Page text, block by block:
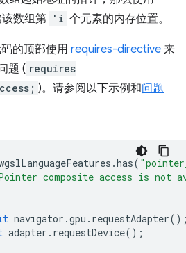
数组第 'i 个元素的内存位置。
的顶部使用 requires-directive 来
题 ( requires
)。请参阅以下示例和问题
.has(
composite access is not
navigator .gpu . requestAdapter
adapter . requestDevice();